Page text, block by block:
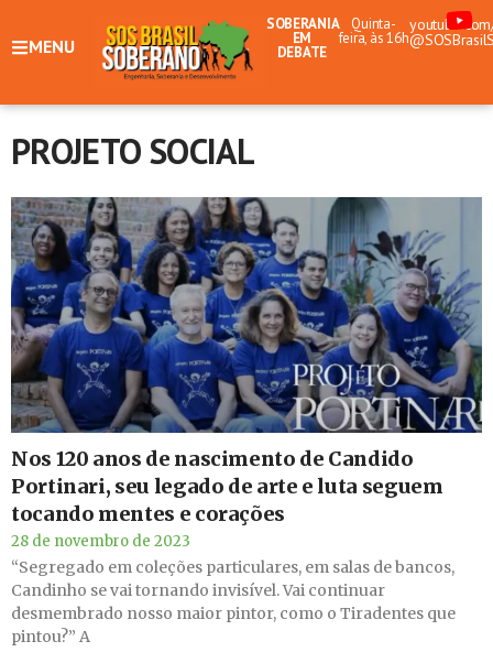
MENU
SOBERANIA
EM
DEBATE
Quinta-
feira, às 16h
PROJETO SOCIAL
Nos 120 anos de nascimento de Candido
Portinari, seu legado de arte e luta seguem
tocando mentes e corações
28 de novembro de 2023
“Segregado em coleções particulares, em salas de bancos,
Candinho se vai tornando invisível. Vai continuar
desmembrado nosso maior pintor, como o Tiradentes que
pintou?” A